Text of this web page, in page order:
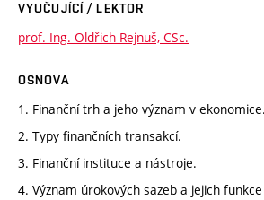
VYUČUJÍCÍ / LEKTOR
prof. Ing. Oldřich Rejnuš, CSc.
OSNOVA
1. Finanční trh a jeho význam v ekonomice.
2. Typy finančních transakcí.
3. Finanční instituce a nástroje.
4. Význam úrokových sazeb a jejich